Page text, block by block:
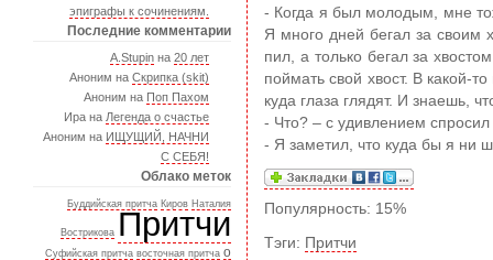
эпиграфы к сочинениям.
Последние комментарии
A.Stupin на 20 лет
Аноним на Скрипка (skit)
Аноним на Поп Пахом
Ира на Легенда о счастье
Аноним на ИЩУЩИЙ, НАЧНИ
С СЕБЯ!
Облако меток
Буддийская притча Киров Наталия
Вострикова Притчи
Суфийская притча восточная притча о
- Когда я был молодым, мне
Я много дней бегал за своим
пил, а только бегал за
поймать свой хвост. В какой-
куда глаза глядят. И знаешь,
- Что? – с удивлением спросил
- Я заметил, что куда бы я ни
Популярность: 15%
Тэги: Притчи